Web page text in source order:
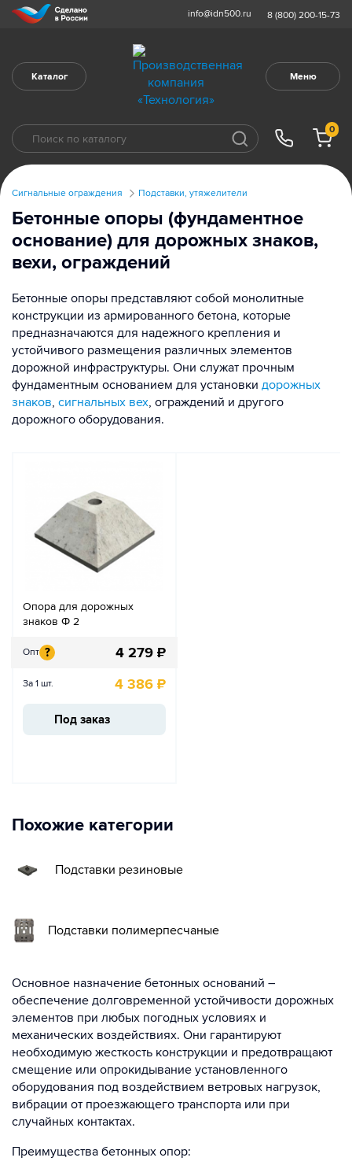
info@idn500.ru 8 (800) 200-15-73
Каталог Меню
0
Сигнальные ограждения Подставки, утяжелители
Бетонные опоры (фундаментное
основание) для дорожных знаков,
вехи, ограждений
Бетонные опоры представляют собой монолитные
конструкции из армированного бетона, которые
предназначаются для надежного крепления и
устойчивого размещения различных элементов
дорожной инфраструктуры. Они служат прочным
фундаментным основанием для установки дорожных
знаков, сигнальных вех, ограждений и другого
дорожного оборудования.
Опора для дорожных
знаков Ф 2
Опт ? 4 279 ₽
За 1 шт. 4 386 ₽
Под заказ
Похожие категории
Подставки резиновые
Подставки полимерпесчаные
Основное назначение бетонных оснований –
обеспечение долговременной устойчивости дорожных
элементов при любых погодных условиях и
механических воздействиях. Они гарантируют
необходимую жесткость конструкции и предотвращают
смещение или опрокидывание установленного
оборудования под воздействием ветровых нагрузок,
вибрации от проезжающего транспорта или при
случайных контактах.
Преимущества бетонных опор: